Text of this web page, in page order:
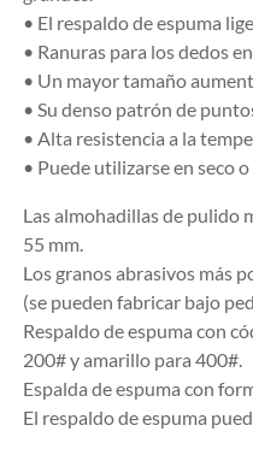
• El respaldo de espuma
• Ranuras para los dedos
• Un mayor tamaño
• Su denso patrón de
• Alta resistencia a la
• Puede utilizarse en seco
Las almohadillas de pulido
55 mm.
Los granos abrasivos más
(se pueden fabricar bajo
Respaldo de espuma con
200# y amarillo para 400#.
Espalda de espuma con
El respaldo de espuma